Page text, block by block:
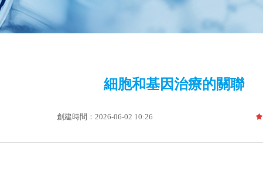
細胞和基因治療的關聯
創建時間： 2026-06-02 10:26 끄